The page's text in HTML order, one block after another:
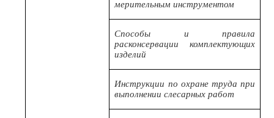
мерительным инструментом
Способы и правила
расконсервации комплектующих
изделий
Инструкции по охране труда при
выполнении слесарных работ